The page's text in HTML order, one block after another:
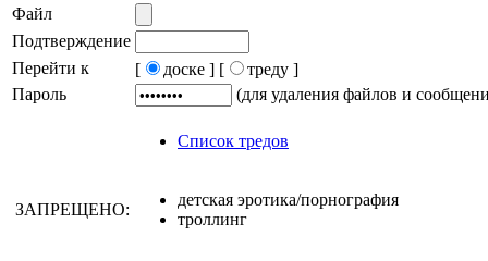
Файл
Подтверждение
Перейти к
[ доске ] [
треду ]
Пароль
(для удаления файлов и
Список тредов
ЗАПРЕЩЕНО:
детская эротика/порнография
троллинг